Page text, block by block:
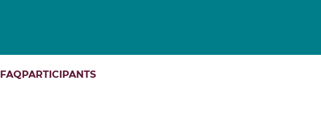
FAQPARTICIPANTS